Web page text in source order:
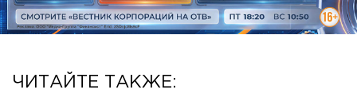
ЧИТАЙТЕ ТАКЖЕ: